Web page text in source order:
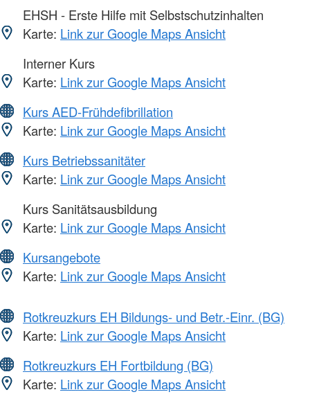
EHSH - Erste Hilfe mit Selbstschutzinhalten
Karte: Link zur Google Maps Ansicht
Interner Kurs
Karte: Link zur Google Maps Ansicht
Kurs AED-Frühdefibrillation
Karte: Link zur Google Maps Ansicht
Kurs Betriebssanitäter
Karte: Link zur Google Maps Ansicht
Kurs Sanitätsausbildung
Karte: Link zur Google Maps Ansicht
Kursangebote
Karte: Link zur Google Maps Ansicht
Rotkreuzkurs EH Bildungs- und Betr.-Einr. (BG)
Karte: Link zur Google Maps Ansicht
Rotkreuzkurs EH Fortbildung (BG)
Karte: Link zur Google Maps Ansicht